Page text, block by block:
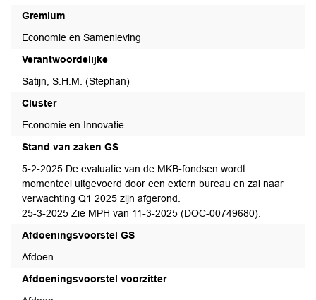
Gremium
Economie en Samenleving
Verantwoordelijke
Satijn, S.H.M. (Stephan)
Cluster
Economie en Innovatie
Stand van zaken GS
5-2-2025 De evaluatie van de MKB-fondsen wordt
momenteel uitgevoerd door een extern bureau en zal naar
verwachting Q1 2025 zijn afgerond.
25-3-2025 Zie MPH van 11-3-2025 (DOC-00749680).
Afdoeningsvoorstel GS
Afdoen
Afdoeningsvoorstel voorzitter